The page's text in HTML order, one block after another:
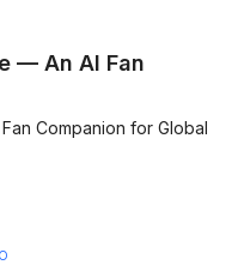
— An AI Fan
Companion for Global